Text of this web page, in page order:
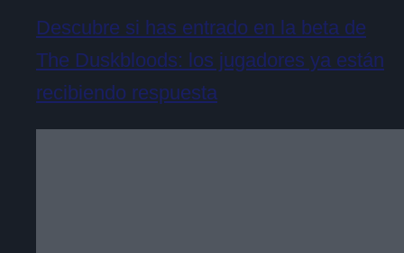
Descubre si has entrado en la beta de
The Duskbloods: los jugadores ya están
recibiendo respuesta